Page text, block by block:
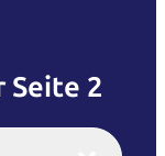
Seite 2